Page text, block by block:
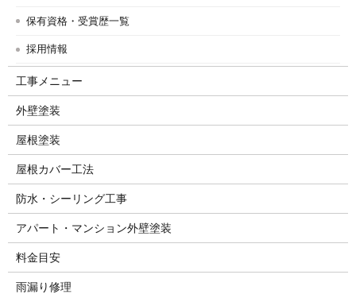
保有資格・受賞歴一覧
採用情報
工事メニュー
外壁塗装
屋根塗装
屋根カバー工法
防水・シーリング工事
アパート・マンション外壁塗装
料金目安
雨漏り修理